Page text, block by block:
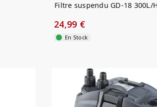
Filtre suspendu GD-18 300L/
24,99 €
En Stock